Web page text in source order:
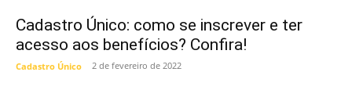
Cadastro Único: como se inscrever e ter
acesso aos benefícios? Confira!
Cadastro Único 2 de fevereiro de 2022